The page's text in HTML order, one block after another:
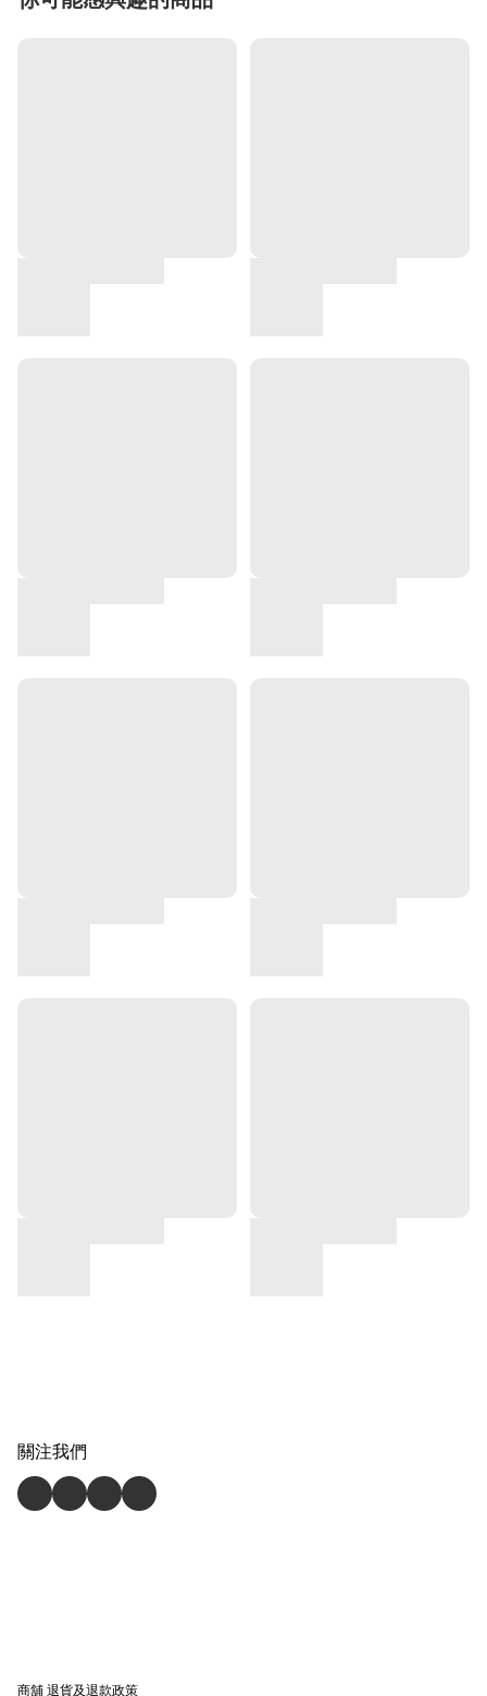
關注我們
商舖退貨及退款政策